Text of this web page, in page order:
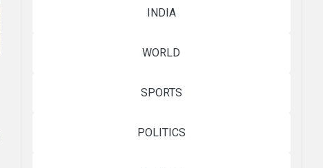
INDIA
WORLD
SPORTS
POLITICS